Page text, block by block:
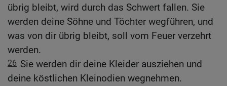
übrig bleibt, wird durch das Schwert fallen. Sie
werden deine Söhne und Töchter wegführen, und
was von dir übrig bleibt, soll vom Feuer verzehrt
werden.
26 Sie werden dir deine Kleider ausziehen und
deine köstlichen Kleinodien wegnehmen.